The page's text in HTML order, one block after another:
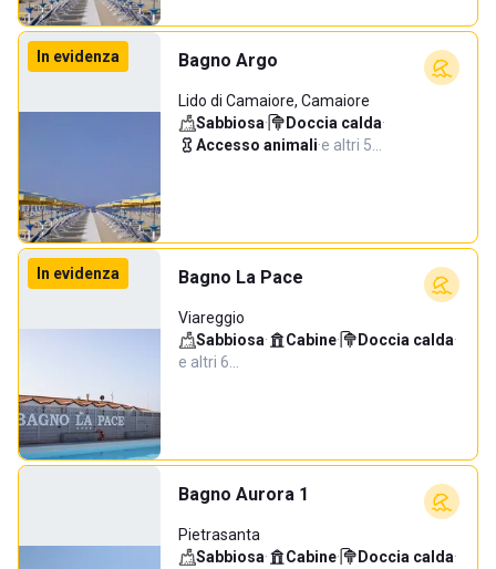
In evidenza Bagno Argo
Lido di Camaiore, Camaiore
Sabbiosa· Doccia calda·
Accesso animali·e altri 5…
In evidenza Bagno La Pace
Viareggio
Sabbiosa· Cabine· Doccia calda·
e altri 6…
Bagno Aurora 1
Pietrasanta
Sabbiosa· Cabine· Doccia calda·